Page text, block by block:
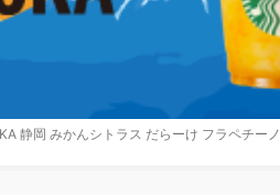
静岡 みかんシトラス だらーけ フラペチーノ